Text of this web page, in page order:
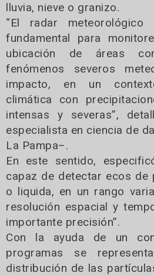
lluvia, nieve o granizo.
“El radar
fundamental para
ubicación de áreas
fenómenos severos
impacto, en un
climática con
intensas y severas”,
especialista en ciencia de
La Pampa–.
En este sentido,
capaz de detectar ecos de
o liquida, en un rango
resolución espacial y
importante precisión”.
Con la ayuda de un
programas se
distribución de las